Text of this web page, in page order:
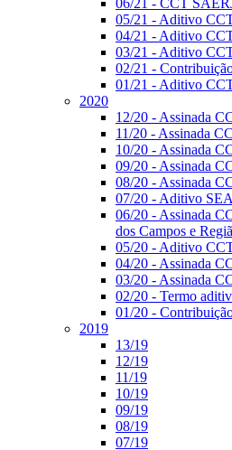
06/21 - CCT
05/21 - Aditivo
04/21 - Aditivo
03/21 - Aditivo
02/21 -
01/21 - Aditivo
2020
12/20 - Assinada
11/20 - Assinada
10/20 - Assinada
09/20 - Assinada
08/20 - Assinada
07/20 - Aditivo
06/20 - Assinada
dos Campos e
05/20 - Aditivo
04/20 - Assinada
03/20 - Assinada
02/20 - Termo
01/20 -
2019
13/19
12/19
11/19
10/19
09/19
08/19
07/19